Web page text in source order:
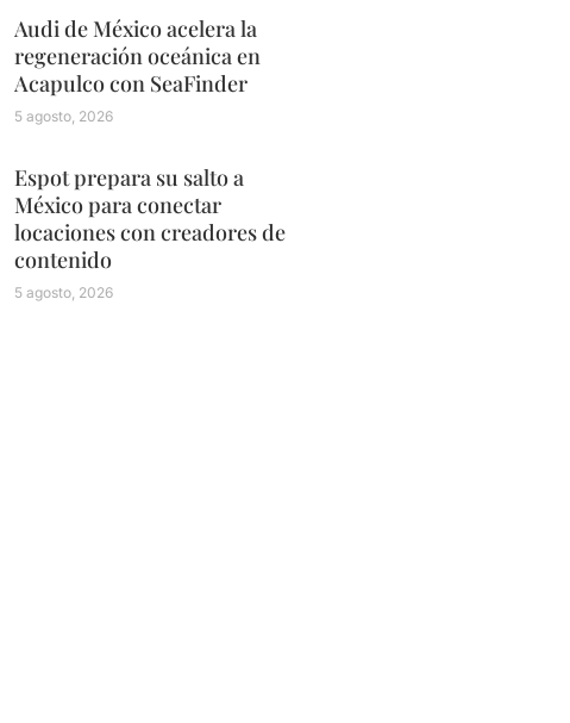
Audi de México acelera la
regeneración oceánica en
Acapulco con SeaFinder
5 agosto, 2026
Espot prepara su salto a
México para conectar
locaciones con creadores de
contenido
5 agosto, 2026